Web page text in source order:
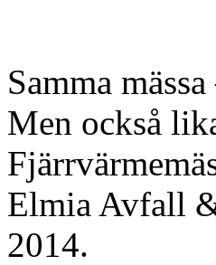
Samma
Men också
Elmia Avfall
2014.